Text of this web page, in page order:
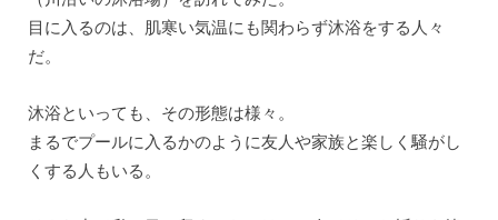
目に入るのは、肌寒い気温にも関わらず沐浴をする人々
だ。
沐浴といっても、その形態は様々。
まるでプールに入るかのように友人や家族と楽しく騒がし
くする人もいる。